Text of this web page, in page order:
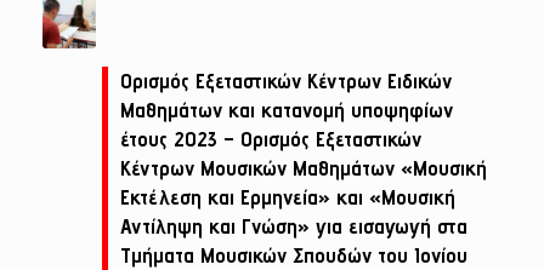
Ορισμός Εξεταστικών Κέντρων Ειδικών
Μαθημάτων και κατανομή υποψηφίων
έτους 2023 – Ορισμός Εξεταστικών
Κέντρων Μουσικών Μαθημάτων «Μουσική
Εκτέλεση και Ερμηνεία» και «Μουσική
Αντίληψη και Γνώση» για εισαγωγή στα
Τμήματα Μουσικών Σπουδών του Ιονίου